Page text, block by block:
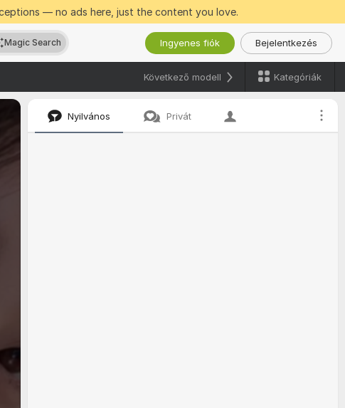
— no ads here, just the content you love.
Magic Search Ingyenes fiók Bejelentkezés
Következő modell Kategóriák
Nyilvános Privát